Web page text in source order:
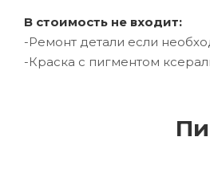
В стоимость не входит:
-Ремонт детали если
-Краска с пигментом